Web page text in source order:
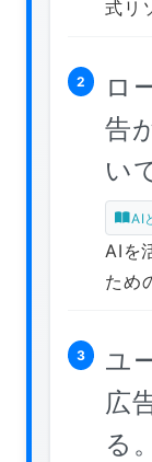
式リ
2
ロ
告
い
AI
AIを
ため
3
ユ
広
る。